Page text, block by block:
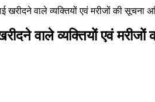
खरीदने वाले व्यक्तियों एवं मरीजों की सूचना
वाले व्यक्तियों एवं